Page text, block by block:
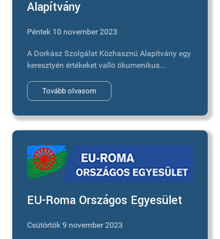
Alapítvány
Péntek 10 november 2023
A Dorkász Szolgálat Közhasznú Alapítvány egy
keresztyén értékeket valló ökumenikus...
Tovább olvasom
EU-Roma Országos Egyesület
Csütörtök 9 november 2023